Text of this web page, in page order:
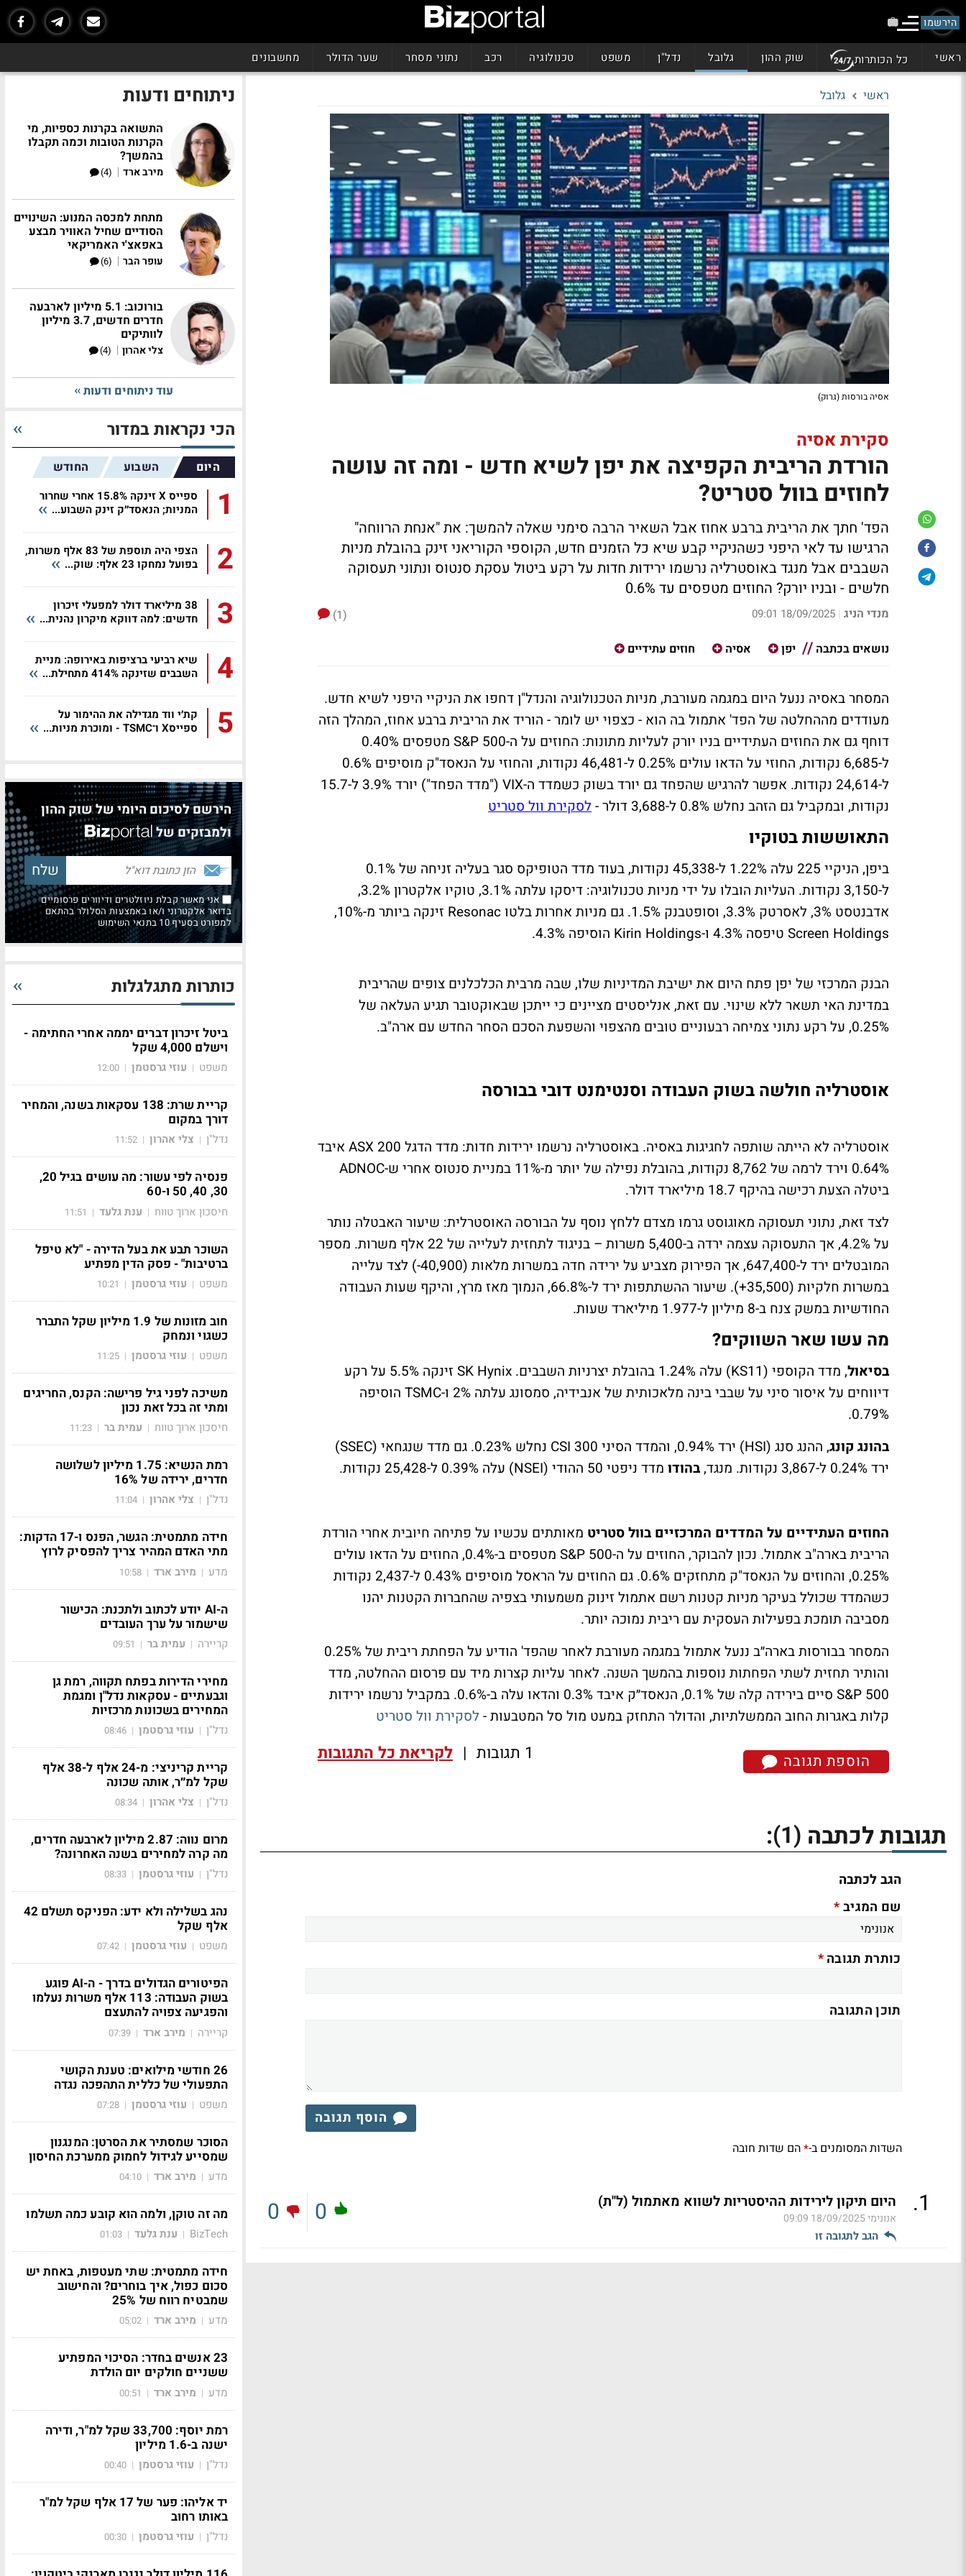
הירשמו
ראשי כל הכותרות שוק ההון גלובל נדל"ן משפט טכנולוגיה רכב נתוני מסחר שער הדולר מחשבונים
ראשי גלובל
אסיה בורסות (גרוק)
סקירת אסיה
הורדת הריבית הקפיצה את יפן לשיא חדש - ומה זה עושה
לחוזים בוול סטריט?
הפד' חתך את הריבית ברבע אחוז אבל השאיר הרבה סימני שאלה להמשך: את "אנחת הרווחה"
הרגישו עד לאי היפני כשהניקיי קבע שיא כל הזמנים חדש, הקוספי הקוריאני זינק בהובלת מניות
השבבים אבל מנגד באוסטרליה נרשמו ירידות חדות על רקע ביטול עסקת סנטוס ונתוני תעסוקה
חלשים - ובניו יורק? החוזים מטפסים עד 0.6%
מנדי הניג |
18/09/2025 09:01
(1)
נושאים בכתבה
יפן אסיה חוזים עתידיים
המסחר באסיה ננעל היום במגמה מעורבת, מניות הטכנולוגיה והנדל"ן דחפו את הניקיי היפני לשיא חדש.
מעודדים מההחלטה של הפד' אתמול בה הוא - כצפוי יש לומר - הוריד את הריבית ברבע אחוז, המהלך הזה
דוחף גם את החוזים העתידיים בניו יורק לעליות מתונות: החוזים על ה-S&P 500 מטפסים 0.40%
ל-6,685 נקודות, החוזי על הדאו עולים 0.25% ל-46,481 נקודות, והחוזי על הנאסד"ק מוסיפים 0.6%
ל-24,614 נקודות. אפשר להרגיש שהפחד גם יורד בשוק כשמדד ה-VIX ("מדד הפחד") יורד 3.9% ל-15.7
נקודות, ובמקביל גם הזהב נחלש 0.8% ל-3,688 דולר -
לסקירת וול סטריט
התאוששות בטוקיו
ביפן, הניקיי 225 עלה 1.22% ל-45,338 נקודות, בעוד מדד הטופיקס סגר בעליה זניחה של 0.1%
ל-3,150 נקודות. העליות הובלו על ידי מניות טכנולוגיה: דיסקו עלתה 3.1%, טוקיו אלקטרון 3.2%,
אדבנטסט 3%, לאסרטק 3.3%, וסופטבנק 1.5%. גם מניות אחרות בלטו Resonac זינקה ביותר מ-10%,
Screen Holdings טיפסה 4.3% ו-Kirin Holdings הוסיפה 4.3%.
הבנק המרכזי של יפן פתח היום את ישיבת המדיניות שלו, שבה מרבית הכלכלנים צופים שהריבית
במדינת האי תשאר ללא שינוי. עם זאת, אנליסטים מציינים כי ייתכן שבאוקטובר תגיע העלאה של
0.25%, על רקע נתוני צמיחה רבעוניים טובים מהצפוי והשפעת הסכם הסחר החדש עם ארה"ב.
אוסטרליה חולשה בשוק העבודה וסנטימנט דובי בבורסה
אוסטרליה לא הייתה שותפה לחגיגות באסיה. באוסטרליה נרשמו ירידות חדות: מדד הדגל ASX 200 איבד
0.64% וירד לרמה של 8,762 נקודות, בהובלת נפילה של יותר מ-11% במניית סנטוס אחרי ש-ADNOC
ביטלה הצעת רכישה בהיקף 18.7 מיליארד דולר.
לצד זאת, נתוני תעסוקה מאוגוסט גרמו מצדם ללחץ נוסף על הבורסה האוסטרלית: שיעור האבטלה נותר
על 4.2%, אך התעסוקה עצמה ירדה ב-5,400 משרות – בניגוד לתחזית לעלייה של 22 אלף משרות. מספר
המובטלים ירד ל-647,400, אך הפירוק מצביע על ירידה חדה במשרות מלאות (40,900-) לצד עלייה
במשרות חלקיות (35,500+). שיעור ההשתתפות ירד ל-66.8%, הנמוך מאז מרץ, והיקף שעות העבודה
החודשיות במשק צנח ב-8 מיליון ל-1.977 מיליארד שעות.
מה עשו שאר השווקים?
בסיאול
, מדד הקוספי (KS11) עלה 1.24% בהובלת יצרניות השבבים. SK Hynix זינקה 5.5% על רקע
דיווחים על איסור סיני על שבבי בינה מלאכותית של אנבידיה, סמסונג עלתה 2% ו-TSMC הוסיפה
0.79%.
בהונג קונג
, ההנג סנג (HSI) ירד 0.94%, והמדד הסיני CSI 300 נחלש 0.23%. גם מדד שנגחאי (SSEC)
ירד 0.24% ל-3,867 נקודות. מנגד,
בהודו מדד ניפטי 50 ההודי (NSEI) עלה 0.39% ל-25,428 נקודות.
החוזים העתידיים על המדדים המרכזיים בוול סטריט מאותתים עכשיו על פתיחה חיובית אחרי הורדת
הריבית בארה"ב אתמול. נכון להבוקר, החוזים על ה-S&P 500 מטפסים ב-0.4%, החוזים על הדאו עולים
0.25%, והחוזים על הנאסד"ק מתחזקים 0.6%. גם החוזים על הראסל מוסיפים 0.43% ל-2,437 נקודות
כשהמדד שכולל בעיקר מניות קטנות רשם אתמול זינוק משמעותי בצפיה שהחברות הקטנות יהנו
מסביבה תומכת בפעילות העסקית עם ריבית נמוכה יותר.
המסחר בבורסות בארה״ב ננעל אתמול במגמה מעורבת לאחר שהפד' הודיע על הפחתת ריבית של 0.25%
והותיר תחזית לשתי הפחתות נוספות בהמשך השנה. לאחר עליות קצרות מיד עם פרסום ההחלטה, מדד
S&P 500 סיים בירידה קלה של 0.1%, הנאסד״ק איבד 0.3% והדאו עלה ב-0.6%. במקביל נרשמו ירידות
קלות באגרות החוב הממשלתיות, והדולר התחזק במעט מול סל המטבעות - לסקירת וול סטריט
הוספת תגובה 1 תגובות | לקריאת כל התגובות
תגובות לכתבה (1)
:
הגב לכתבה
שם המגיב*
כותרת תגובה*
תוכן התגובה
הוסף תגובה
השדות המסומנים ב-*הם שדות חובה
1
. היום תיקון לירידות ההיסטריות לשווא מאתמול (ל"ת)
אנונימי18/09/2025 09:09
הגב לתגובה זו
0
0
ניתוחים ודעות
התשואה בקרנות כספיות, מי
הקרנות הטובות וכמה תקבלו
בהמשך?
מירב ארד |
(4)
מתחת למכסה המנוע: השינויים
הסודיים שחיל האוויר מבצע
באפאצ'י האמריקאי
עופר הבר |
(6)
בורוכוב: 5.1 מיליון לארבעה
חדרים חדשים, 3.7 מיליון
לוותיקים
צלי אהרון |
(4)
עוד ניתוחים ודעות
הכי נקראות במדור
היום השבוע החודש
1
ספייס X זינקה 15.8% אחרי שחרור
המניות; הנאסד״ק זינק השבוע...
2
הצפי היה תוספת של 83 אלף משרות,
בפועל נמחקו 23 אלף: שוק...
3
38 מיליארד דולר למפעלי זיכרון
חדשים: למה דווקא מיקרון נהנית...
4
שיא רביעי ברציפות באירופה: מניית
השבבים שזינקה 414% מתחילת...
5
קת׳י ווד מגדילה את ההימור על
ספייסX ו־TSMC - ומוכרת מניות...
הירשם לסיכום היומי של שוק ההון
ולמבזקים של
אני מאשר קבלת ניוזלטרים ודיוורים פרסומיים
בדואר אלקטרוני ו/או באמצעות הסלולר בהתאם
למפורט בסעיף 10 בתנאי השימוש
כותרות מתגלגלות
ביטל זיכרון דברים יממה אחרי החתימה -
וישלם 4,000 שקל
משפט | עוזי גרסטמן |
12:00
קריית שרת: 138 עסקאות בשנה, והמחיר
דורך במקום
נדל"ן | צלי אהרון |
11:52
פנסיה לפי עשור: מה עושים בגיל 20,
30, 40, 50 ו-60
חיסכון ארוך טווח | ענת גלעד |
11:51
השוכר תבע את בעל הדירה - "לא טיפל
ברטיבות" - פסק הדין מפתיע
משפט | עוזי גרסטמן |
10:21
חוב מזונות של 1.9 מיליון שקל התברר
כשגוי ונמחק
משפט | עוזי גרסטמן |
11:25
משיכה לפני גיל פרישה: הקנס, החריגים
ומתי זה בכל זאת נכון
חיסכון ארוך טווח | עמית בר |
11:23
רמת הנשיא: 1.75 מיליון לשלושה
חדרים, ירידה של 16%
נדל"ן | צלי אהרון |
11:04
חידה מתמטית: הגשר, הפנס ו-17 הדקות:
מתי האדם המהיר צריך להפסיק לרוץ
מדע | מירב ארד |
10:58
ה-AI יודע לכתוב ולתכנת: הכישור
שישמור על ערך העובדים
קריירה | עמית בר |
09:51
מחירי הדירות בפתח תקווה, רמת גן
וגבעתיים - עסקאות נדל"ן ומגמת
המחירים בשכונות מרכזיות
נדל"ן | עוזי גרסטמן |
08:46
קריית קריניצי: מ-24 אלף ל-38 אלף
שקל למ״ר, אותה שכונה
נדל"ן | צלי אהרון |
08:34
מרום נווה: 2.87 מיליון לארבעה חדרים,
מה קרה למחירים בשנה האחרונה?
נדל"ן | עוזי גרסטמן |
08:33
נהג בשלילה ולא ידע: הפניקס תשלם 42
אלף שקל
משפט | עוזי גרסטמן |
07:42
הפיטורים הגדולים בדרך - ה-AI פוגע
בשוק העבודה: 113 אלף משרות נעלמו
והפגיעה צפויה להתעצם
קריירה | מירב ארד |
07:39
26 חודשי מילואים: טענת הקושי
התפעולי של כללית התהפכה נגדה
משפט | עוזי גרסטמן |
07:28
הסוכר שמסתיר את הסרטן: המנגנון
שמסייע לגידול לחמוק ממערכת החיסון
מדע | מירב ארד |
04:10
מה זה טוקן, ולמה הוא קובע כמה תשלמו
BizTech
| ענת גלעד |
01:03
חידה מתמטית: שתי מעטפות, באחת יש
סכום כפול, איך בוחרים? והחישוב
שמבטיח רווח של 25%
מדע | מירב ארד |
05:02
23 אנשים בחדר: הסיכוי המפתיע
ששניים חולקים יום הולדת
מדע | מירב ארד |
00:51
רמת יוסף: 33,700 שקל למ"ר, ודירה
ישנה ב-1.6 מיליון
נדל"ן | עוזי גרסטמן |
00:40
יד אליהו: פער של 17 אלף שקל למ"ר
באותו רחוב
נדל"ן | עוזי גרסטמן |
00:30